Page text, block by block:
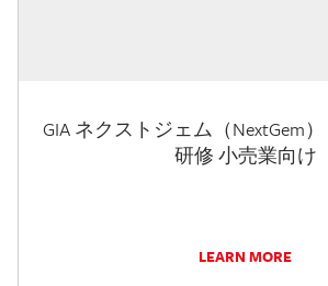
GIA ネクストジェム（NextGem
研修 小売業向け
LEARN MORE